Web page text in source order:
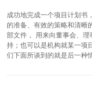
成功地完成一个项目计划书
的准备、有效的策略和清晰
部文件， 用来向董事会、
持；也可以是机构就某一项
们下面所谈到的就是后一种